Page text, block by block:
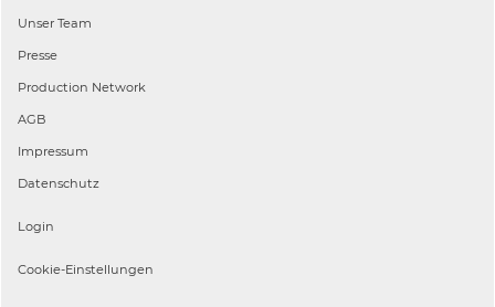
Unser Team
Presse
Production Network
AGB
Impressum
Datenschutz
Login
Cookie-Einstellungen